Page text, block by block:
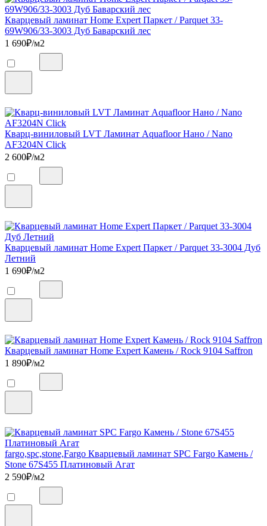
Кварцевый ламинат Home Expert Паркет / Parquet 33-
69W906/33-3003 Дуб Баварский лес
1 690₽/м2
Кварц-виниловый LVT Ламинат Aquafloor Нано / Nano
AF3204N Click
2 600₽/м2
Кварцевый ламинат Home Expert Паркет / Parquet 33-3004 Дуб
Летний
1 690₽/м2
Кварцевый ламинат Home Expert Камень / Rock 9104 Saffron
1 890₽/м2
fargo,spc,stone,Fargo Кварцевый ламинат SPC Fargo Камень /
Stone 67S455 Платиновый Агат
2 590₽/м2